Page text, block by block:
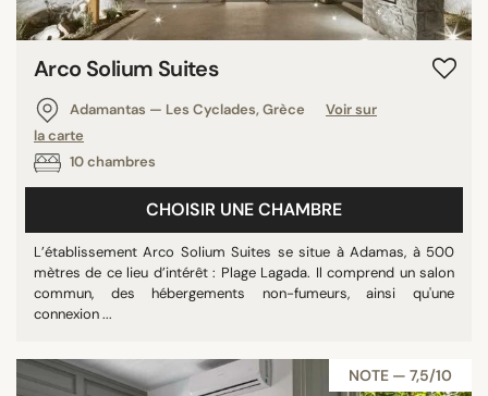
Slovénie
Antigua-et-Barbuda
Bonaire, Saint-Eustache et Saba
Islande
Croatie
Hongrie
République dominicaine
Égypte
Viêt Nam
Saint-Vincent-et-les Grenadines
Arco Solium Suites
Adamantas — Les Cyclades, Grèce
Voir sur
la carte
10 chambres
CHOISIR UNE CHAMBRE
L’établissement Arco Solium Suites se situe à Adamas, à 500
mètres de ce lieu d’intérêt : Plage Lagada. Il comprend un salon
commun, des hébergements non-fumeurs, ainsi qu'une
connexion ...
NOTE — 7,5/10